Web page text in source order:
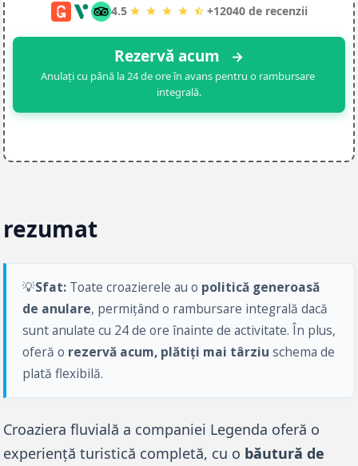
4.5 +12040de recenzii
Rezervă acum →
Anulați cu până la 24 de ore în avans pentru o rambursare
integrală.
rezumat
💡Sfat: Toate croazierele au o politică generoasă
de anulare, permițând o rambursare integrală dacă
sunt anulate cu 24 de ore înainte de activitate. În plus,
oferă o rezervă acum, plătiți mai târziu schema de
plată flexibilă.
Croaziera fluvială a companiei Legenda oferă o
experiență turistică completă, cu o băutură de